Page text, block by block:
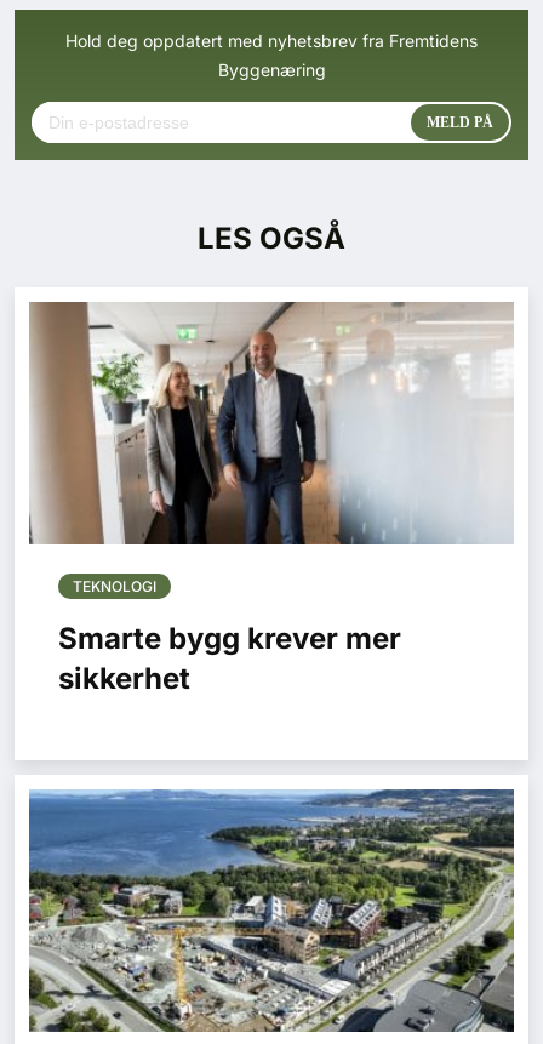
Hold deg oppdatert med nyhetsbrev fra Fremtidens
Byggenæring
LES OGSÅ
TEKNOLOGI
Smarte bygg krever mer
sikkerhet